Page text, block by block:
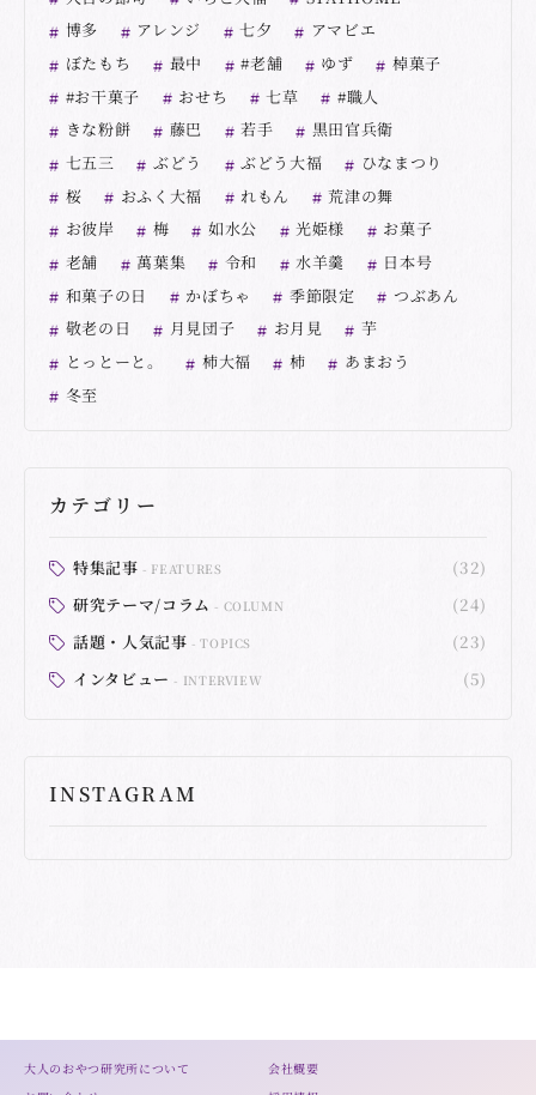
博多
アレンジ 七夕
アマビエ
ぼたもち
最中 #老舗 ゆず
棹菓子
#お干菓子
おせち 七草
#職人
きな粉餅
藤巴 若手
黒田官兵衛
七五三
ぶどう ぶどう大福
ひなまつり
桜
おふく大福 れもん
荒津の舞
お彼岸
梅 如水公 光姫様
お菓子
老舗
萬葉集 令和 水羊羹
日本号
和菓子の日
かぼちゃ 季節限定
つぶあん
敬老の日
月見団子 お月見
芋
とっとーと。
柿大福 柿
あまおう
冬至
カテゴリー
特集記事 FEATURES
(32)
研究テーマ/コラム
COLUMN
(24)
話題・人気記事
TOPICS
(23)
インタビュー
INTERVIEW (5)
INSTAGRAM
大人のおやつ研究所について
会社概要